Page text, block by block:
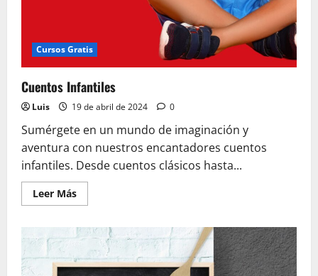
Cursos Gratis
Cuentos Infantiles
Luis 19 de abril de 2024 0
Sumérgete en un mundo de imaginación y
aventura con nuestros encantadores cuentos
infantiles. Desde cuentos clásicos hasta...
Leer MásLeer
más
Cuentos
Infantiles